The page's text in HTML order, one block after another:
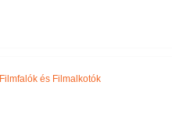
Filmfalók és Filmalkotók